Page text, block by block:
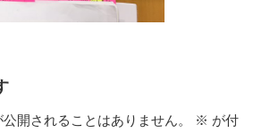
開されることはありません。 ※ が付